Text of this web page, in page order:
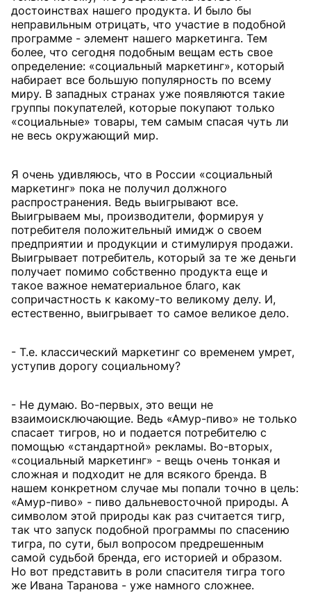
достоинствах нашего продукта. И было бы
неправильным отрицать, что участие в подобной
программе - элемент нашего маркетинга. Тем
более, что сегодня подобным вещам есть свое
определение: «социальный маркетинг», который
набирает все большую популярность по всему
миру. В западных странах уже появляются такие
группы покупателей, которые покупают только
«социальные» товары, тем самым спасая чуть ли
не весь окружающий мир.
Я очень удивляюсь, что в России «социальный
маркетинг» пока не получил должного
распространения. Ведь выигрывают все.
Выигрываем мы, производители, формируя у
потребителя положительный имидж о своем
предприятии и продукции и стимулируя продажи.
Выигрывает потребитель, который за те же деньги
получает помимо собственно продукта еще и
такое важное нематериальное благо, как
сопричастность к какому-то великому делу. И,
естественно, выигрывает то самое великое дело.
- Т.е. классический маркетинг со временем умрет,
уступив дорогу социальному?
- Не думаю. Во-первых, это вещи не
взаимоисключающие. Ведь «Амур-пиво» не только
спасает тигров, но и подается потребителю с
помощью «стандартной» рекламы. Во-вторых,
«социальный маркетинг» - вещь очень тонкая и
сложная и подходит не для всякого бренда. В
нашем конкретном случае мы попали точно в цель:
«Амур-пиво» - пиво дальневосточной природы. А
символом этой природы как раз считается тигр,
так что запуск подобной программы по спасению
тигра, по сути, был вопросом предрешенным
самой судьбой бренда, его историей и образом.
Но вот представить в роли спасителя тигра того
же Ивана Таранова - уже намного сложнее.